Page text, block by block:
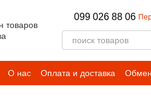
099 026 88 06
О нас Оплата и доставка Обмен
Отзывы о магазине